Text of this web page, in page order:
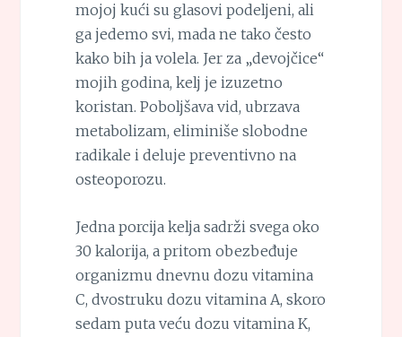
mojoj kući su glasovi podeljeni, ali
ga jedemo svi, mada ne tako često
kako bih ja volela. Jer za „devojčice“
mojih godina, kelj je izuzetno
koristan. Poboljšava vid, ubrzava
metabolizam, eliminiše slobodne
radikale i deluje preventivno na
osteoporozu.
Jedna porcija kelja sadrži svega oko
30 kalorija, a pritom obezbeđuje
organizmu dnevnu dozu vitamina
C, dvostruku dozu vitamina A, skoro
sedam puta veću dozu vitamina K,